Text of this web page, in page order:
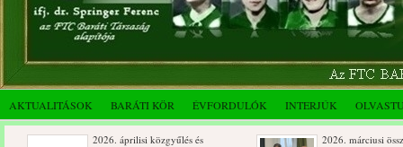
AKTUALITÁSOK BARÁTI KÖR ÉVFORDULÓK INTERJÚK
2026. áprilisi közgyűlés és
2026. márciusi összejövetel